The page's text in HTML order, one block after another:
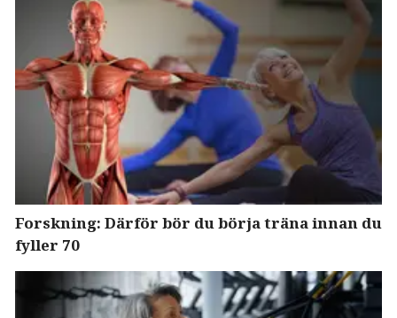
Forskning: Därför bör du börja träna innan du
fyller 70